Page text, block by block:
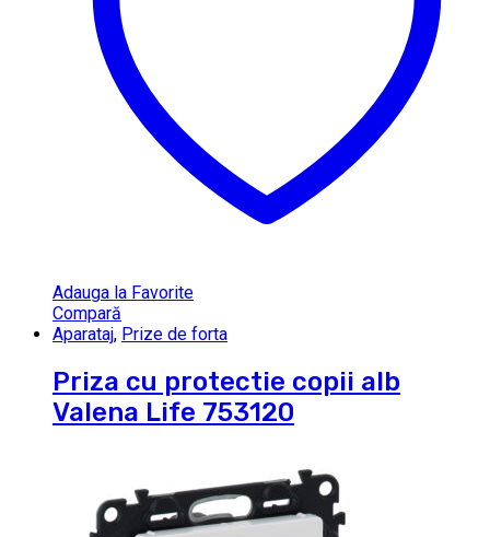
Adauga la Favorite
Compară
Aparataj, Prize de forta
Priza cu protectie copii alb
Valena Life 753120